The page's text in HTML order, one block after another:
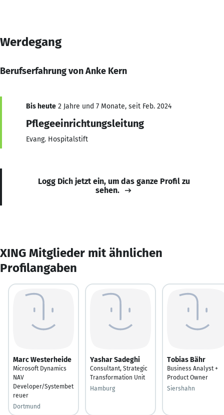
Werdegang
Berufserfahrung von Anke Kern
Bis heute 2 Jahre und 7 Monate, seit Feb. 2024
Pflegeeinrichtungsleitung
Evang. Hospitalstift
Logg Dich jetzt ein, um das ganze Profil zu
sehen.
XING Mitglieder mit ähnlichen
Profilangaben
Marc Westerheide
Microsoft Dynamics
NAV
Developer/Systembet
reuer
Dortmund
Yashar Sadeghi
Consultant, Strategic
Transformation Unit
Hamburg
Tobias Bähr
Business Analyst +
Product Owner
Siershahn